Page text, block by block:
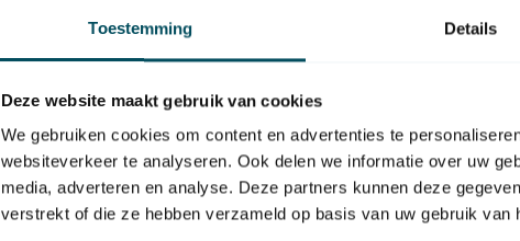
Toestemming Details
Deze website maakt gebruik van cookies
We gebruiken cookies om content en advertenties te
websiteverkeer te analyseren. Ook delen we informatie over uw
media, adverteren en analyse. Deze partners kunnen deze
verstrekt of die ze hebben verzameld op basis van uw gebruik van